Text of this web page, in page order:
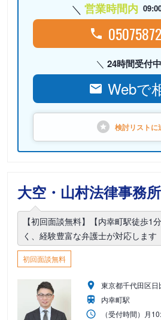
営業時間内
24時間受付中
Webで
検討リストに
大空・山村法律事務所
【初回面談無料】【内幸町駅徒歩1
く、経験豊富な弁護士が対応します
初回面談無料
東京都千代田区
内幸町駅
（受付時間） 月